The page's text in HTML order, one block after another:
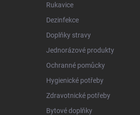
Rukavice
Dezinfekce
Doplňky stravy
Jednorázové produkty
Ochranné pomůcky
Hygienické potřeby
Zdravotnické potřeby
Bytové doplňky